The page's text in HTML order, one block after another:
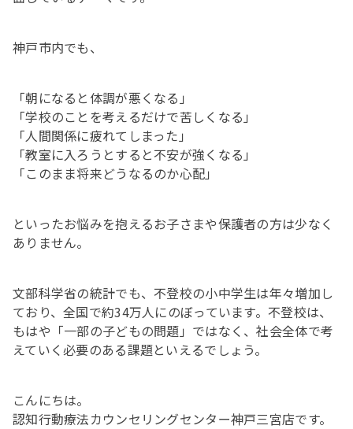
神戸市内でも、
「朝になると体調が悪くなる」
「学校のことを考えるだけで苦しくなる」
「人間関係に疲れてしまった」
「教室に入ろうとすると不安が強くなる」
「このまま将来どうなるのか心配」
といったお悩みを抱えるお子さまや保護者の方は少なく
ありません。
文部科学省の統計でも、不登校の小中学生は年々増加し
ており、全国で約34万人にのぼっています。不登校は、
もはや「一部の子どもの問題」ではなく、社会全体で考
えていく必要のある課題といえるでしょう。
こんにちは。
認知行動療法カウンセリングセンター神戸三宮店です。